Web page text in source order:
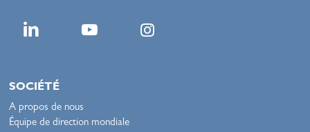
SOCIÉTÉ
A propos de nous
Équipe de direction mondiale